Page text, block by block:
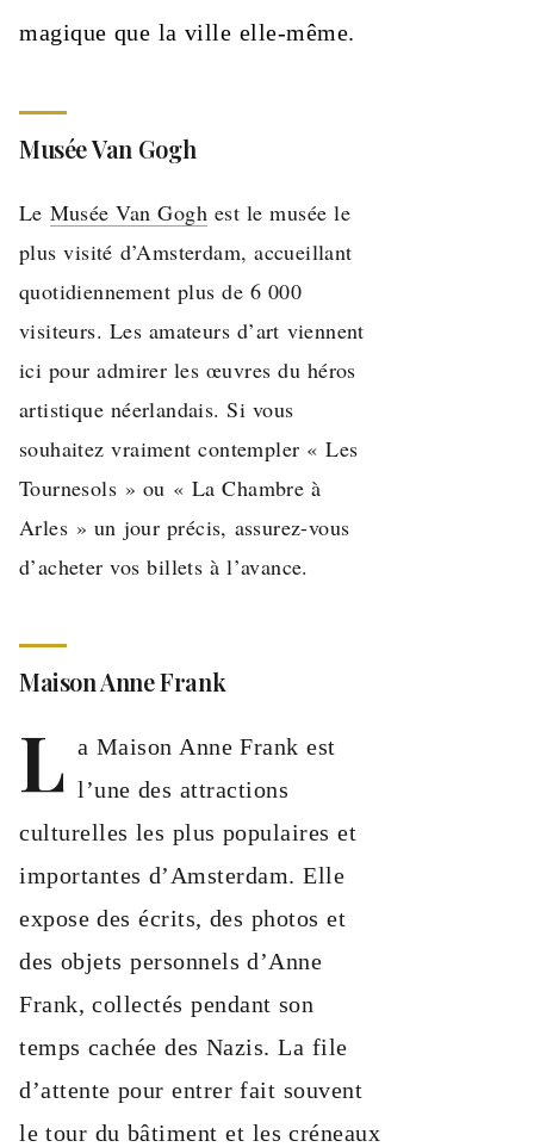
magique que la ville elle-même.
Musée Van Gogh
Le Musée Van Gogh est le musée le
plus visité d’Amsterdam, accueillant
quotidiennement plus de 6 000
visiteurs. Les amateurs d’art viennent
ici pour admirer les œuvres du héros
artistique néerlandais. Si vous
souhaitez vraiment contempler « Les
Tournesols » ou « La Chambre à
Arles » un jour précis, assurez-vous
d’acheter vos billets à l’avance.
Maison Anne Frank
L a Maison Anne Frank est
l’une des attractions
culturelles les plus populaires et
importantes d’Amsterdam. Elle
expose des écrits, des photos et
des objets personnels d’Anne
Frank, collectés pendant son
temps cachée des Nazis. La file
d’attente pour entrer fait souvent
le tour du bâtiment et les créneaux